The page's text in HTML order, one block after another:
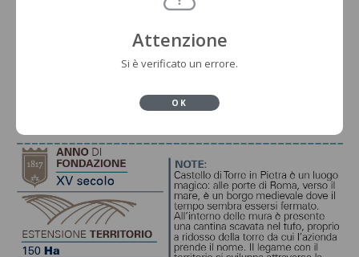
Attenzione
Si è verificato un errore.
OK